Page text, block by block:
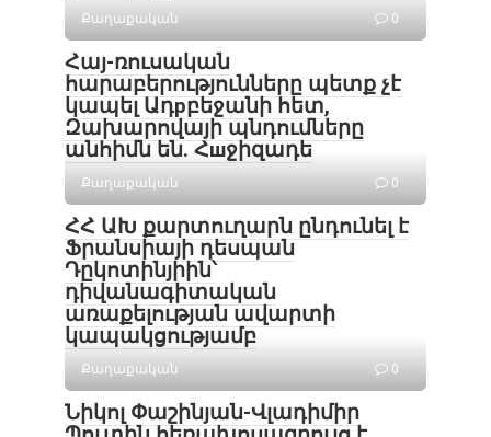
Քաղաքական 0
Հայ-ռուսական
հարաբերությունները պետք չէ
կապել Ադрբեջանի հետ,
Զախարովայի պնդումները
անհիմն են. Հшջիզադե
Քաղաքական 0
ՀՀ ԱԽ քարտուղարն ընդունել է
Ֆրանսիայի դեսպան
Դըկոտինյիին՝
դիվանագիտական
առաքելության ավարտի
կապակցությամբ
Քաղաքական 0
Նիկոլ Փաշինյան-Վլադիմիր